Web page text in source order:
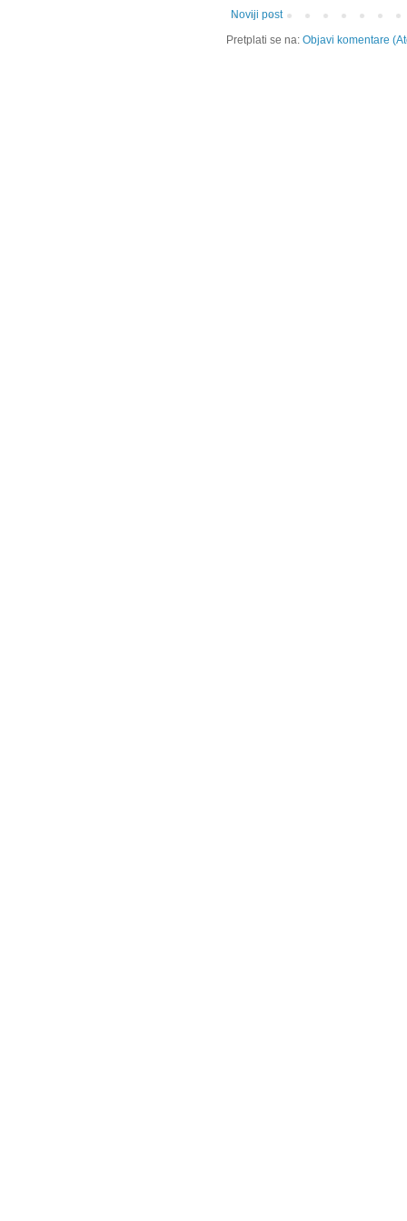
Noviji post
Pretplati se na: Objavi komentare